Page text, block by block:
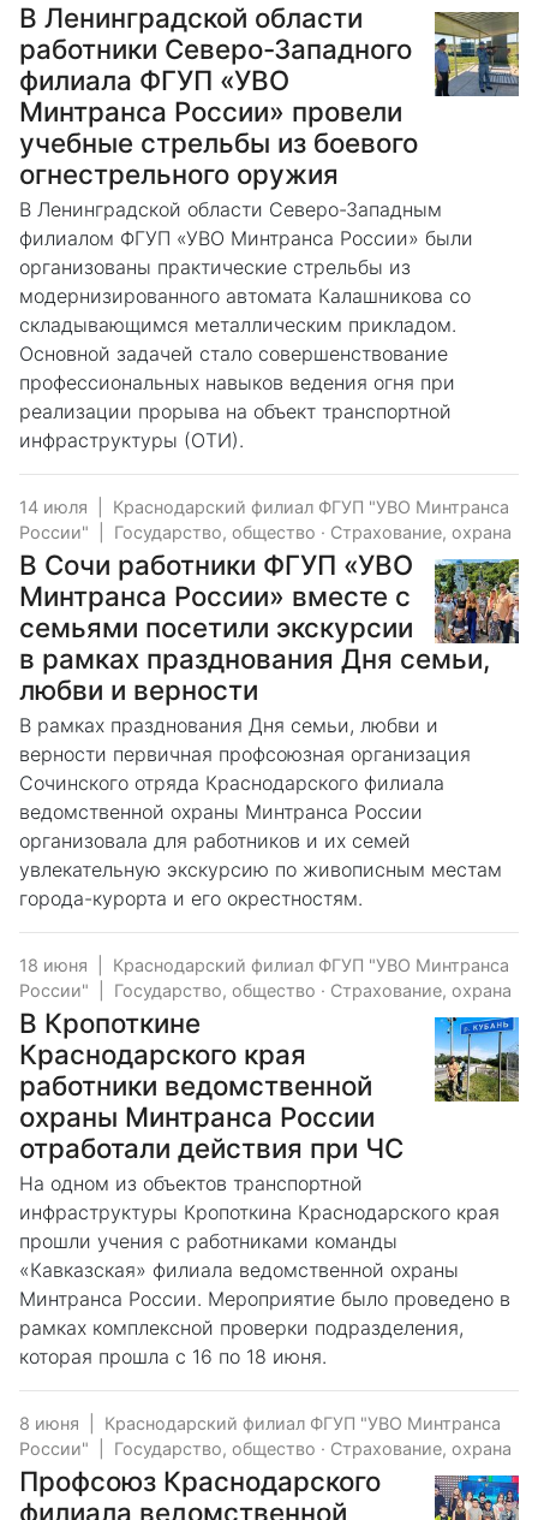
В Ленинградской области
работники Северо-Западного
филиала ФГУП «УВО
Минтранса России» провели
учебные стрельбы из боевого
огнестрельного оружия
В Ленинградской области Северо-Западным
филиалом ФГУП «УВО Минтранса России» были
организованы практические стрельбы из
модернизированного автомата Калашникова со
складывающимся металлическим прикладом.
Основной задачей стало совершенствование
профессиональных навыков ведения огня при
реализации прорыва на объект транспортной
инфраструктуры (ОТИ).
14 июля
Краснодарский филиал ФГУП "УВО Минтранса
России"
Государство, общество · Страхование, охрана
В Сочи работники ФГУП «УВО
Минтранса России» вместе с
семьями посетили экскурсии
в рамках празднования Дня семьи,
любви и верности
В рамках празднования Дня семьи, любви и
верности первичная профсоюзная организация
Сочинского отряда Краснодарского филиала
ведомственной охраны Минтранса России
организовала для работников и их семей
увлекательную экскурсию по живописным местам
города-курорта и его окрестностям.
18 июня
Краснодарский филиал ФГУП "УВО Минтранса
России"
Государство, общество · Страхование, охрана
В Кропоткине
Краснодарского края
работники ведомственной
охраны Минтранса России
отработали действия при ЧС
На одном из объектов транспортной
инфраструктуры Кропоткина Краснодарского края
прошли учения с работниками команды
«Кавказская» филиала ведомственной охраны
Минтранса России. Мероприятие было проведено в
рамках комплексной проверки подразделения,
которая прошла с 16 по 18 июня.
8 июня
Краснодарский филиал ФГУП "УВО Минтранса
России"
Государство, общество · Страхование, охрана
Профсоюз Краснодарского
филиала ведомственной